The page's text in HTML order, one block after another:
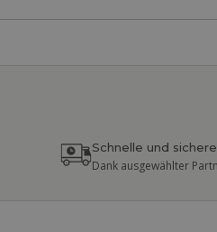
Schnelle und
Dank ausgewählter